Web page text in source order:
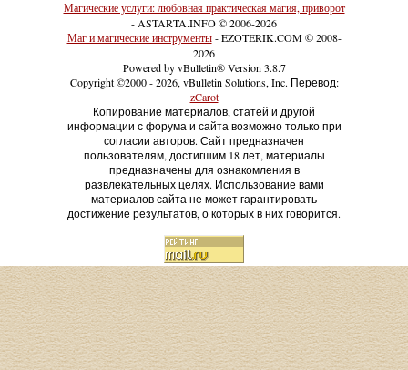
Магические услуги: любовная практическая магия, приворот
- ASTARTA.INFO © 2006-2026
Маг и магические инструменты- EZOTERIK.COM © 2008-
2026
Powered by vBulletin® Version 3.8.7
Copyright ©2000 - 2026, vBulletin Solutions, Inc. Перевод:
zCarot
Копирование материалов, статей и другой
информации с форума и сайта возможно только при
согласии авторов. Сайт предназначен
пользователям, достигшим 18 лет, материалы
предназначены для ознакомления в
развлекательных целях. Использование вами
материалов сайта не может гарантировать
достижение результатов, о которых в них говорится.